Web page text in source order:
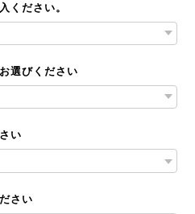
ください。
選びください
い
さい